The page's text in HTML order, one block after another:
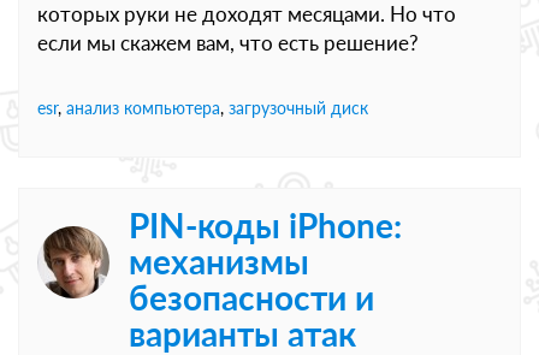
которых руки не доходят месяцами. Но что
если мы скажем вам, что есть решение?
esr, анализ компьютера, загрузочный диск
PIN-коды iPhone:
механизмы
безопасности и
варианты атак